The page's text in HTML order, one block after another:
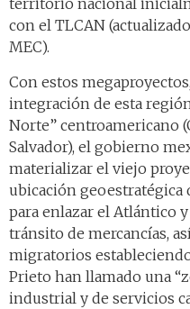
territorio nacional
con el TLCAN
MEC).
Con estos
integración de esta
Norte” centroamericano
Salvador), el gobierno
materializar el viejo
ubicación
para enlazar el Atlántico
tránsito de mercancías,
migratorios
Prieto han llamado una
industrial y de servicios